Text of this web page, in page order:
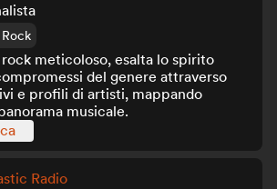
meticoloso, esalta lo spirito
del genere attraverso
e profili di artisti, mappando
musicale.
Radio